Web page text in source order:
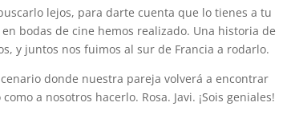
lejos, para darte cuenta que lo tienes a tu
bodas de cine hemos realizado. Una historia de
y juntos nos fuimos al sur de Francia a rodarlo.
donde nuestra pareja volverá a encontrar
a nosotros hacerlo. Rosa. Javi. ¡Sois geniales!